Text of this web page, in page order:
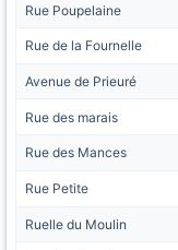
Rue Poupelaine
Rue de la Fournelle
Avenue de Prieuré
Rue des marais
Rue des Mances
Rue Petite
Ruelle du Moulin